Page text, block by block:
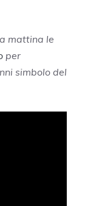
mattina le
per
simbolo del